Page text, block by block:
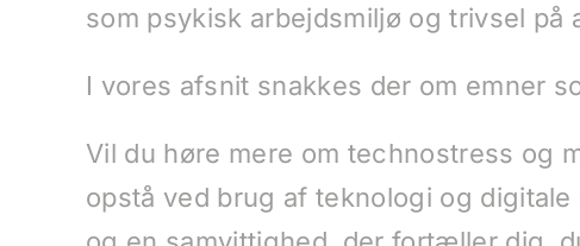
som psykisk arbejdsmiljø og trivsel på
I vores afsnit snakkes der om emner
Vil du høre mere om technostress og
opstå ved brug af teknologi og